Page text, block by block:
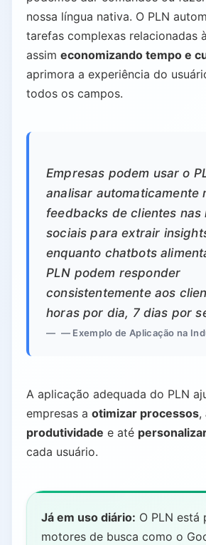
nossa língua nativa. O PLN
tarefas complexas relacionadas
assim economizando tempo e
aprimora a experiência do
todos os campos.
Empresas podem usar o
analisar automaticamente
feedbacks de clientes nas
sociais para extrair
enquanto chatbots
PLN podem responder
consistentemente aos
horas por dia, 7 dias por
— Exemplo de Aplicação na
A aplicação adequada do PLN
empresas a otimizar processos,
produtividade e até
cada usuário.
Já em uso diário: O PLN está
motores de busca como o